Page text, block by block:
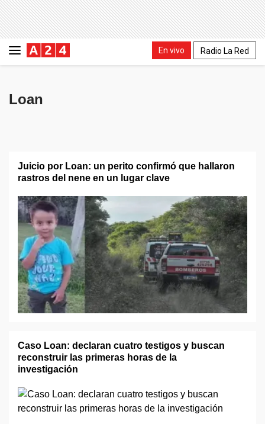
En vivo Radio La Red
Loan
Juicio por Loan: un perito confirmó que hallaron
rastros del nene en un lugar clave
Caso Loan: declaran cuatro testigos y buscan
reconstruir las primeras horas de la
investigación